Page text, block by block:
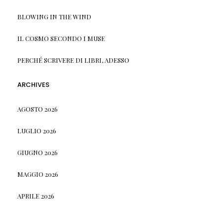
BLOWING IN THE WIND
IL COSMO SECONDO I MUSE
PERCHÉ SCRIVERE DI LIBRI, ADESSO
ARCHIVES
AGOSTO 2026
LUGLIO 2026
GIUGNO 2026
MAGGIO 2026
APRILE 2026